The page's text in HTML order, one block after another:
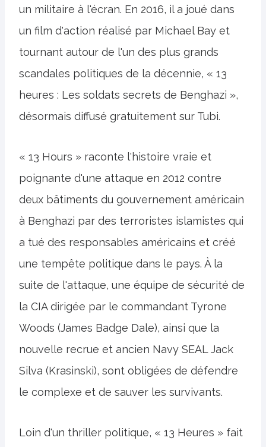
un militaire à l'écran. En 2016, il a joué dans
un film d'action réalisé par Michael Bay et
tournant autour de l'un des plus grands
scandales politiques de la décennie, « 13
heures : Les soldats secrets de Benghazi »,
désormais diffusé gratuitement sur Tubi.
« 13 Hours » raconte l'histoire vraie et
poignante d'une attaque en 2012 contre
deux bâtiments du gouvernement américain
à Benghazi par des terroristes islamistes qui
a tué des responsables américains et créé
une tempête politique dans le pays. À la
suite de l'attaque, une équipe de sécurité de
la CIA dirigée par le commandant Tyrone
Woods (James Badge Dale), ainsi que la
nouvelle recrue et ancien Navy SEAL Jack
Silva (Krasinski), sont obligées de défendre
le complexe et de sauver les survivants.
Loin d'un thriller politique, « 13 Heures » fait